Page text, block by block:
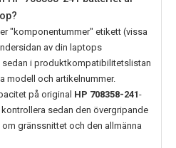
"komponentummer" etikett (vissa
av din laptops
i produktkompatibilitetslistan
modell och artikelnummer.
på original HP 708358-241-
sedan den övergripande
gränssnittet och den allmänna